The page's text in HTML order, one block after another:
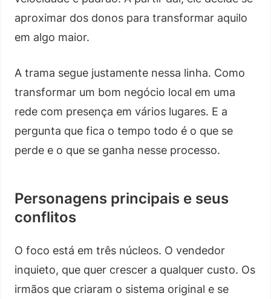
aproximar dos donos para transformar aquilo
em algo maior.
A trama segue justamente nessa linha. Como
transformar um bom negócio local em uma
rede com presença em vários lugares. E a
pergunta que fica o tempo todo é o que se
perde e o que se ganha nesse processo.
Personagens principais e seus
conflitos
O foco está em três núcleos. O vendedor
inquieto, que quer crescer a qualquer custo. Os
irmãos que criaram o sistema original e se